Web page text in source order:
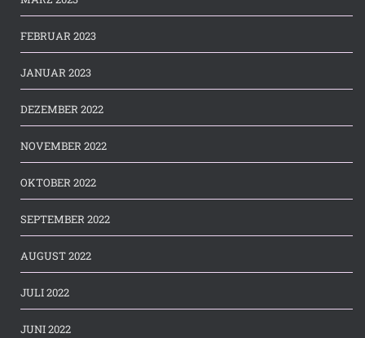
FEBRUAR 2023
JANUAR 2023
DEZEMBER 2022
NOVEMBER 2022
OKTOBER 2022
SEPTEMBER 2022
AUGUST 2022
JULI 2022
JUNI 2022